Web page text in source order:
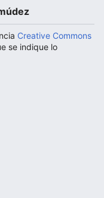
Creative Commons
se indique lo